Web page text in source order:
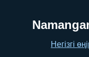
Негізгі